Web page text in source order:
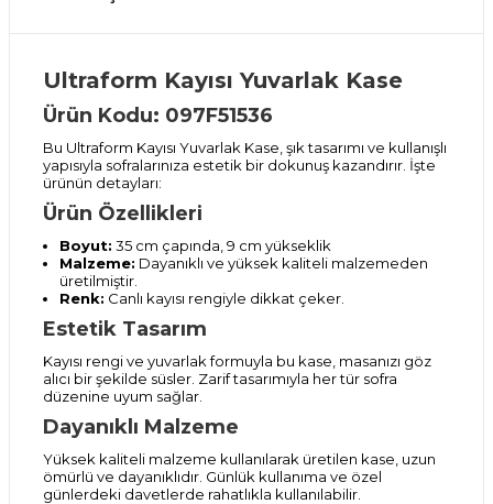
Ultraform Kayısı Yuvarlak Kase
Ürün Kodu: 097F51536
Bu Ultraform Kayısı Yuvarlak Kase, şık tasarımı ve kullanışlı
yapısıyla sofralarınıza estetik bir dokunuş kazandırır. İşte
ürünün detayları:
Ürün Özellikleri
Boyut: 35 cm çapında, 9 cm yükseklik
Malzeme: Dayanıklı ve yüksek kaliteli malzemeden
üretilmiştir.
Renk: Canlı kayısı rengiyle dikkat çeker.
Estetik Tasarım
Kayısı rengi ve yuvarlak formuyla bu kase, masanızı göz
alıcı bir şekilde süsler. Zarif tasarımıyla her tür sofra
düzenine uyum sağlar.
Dayanıklı Malzeme
Yüksek kaliteli malzeme kullanılarak üretilen kase, uzun
ömürlü ve dayanıklıdır. Günlük kullanıma ve özel
günlerdeki davetlerde rahatlıkla kullanılabilir.